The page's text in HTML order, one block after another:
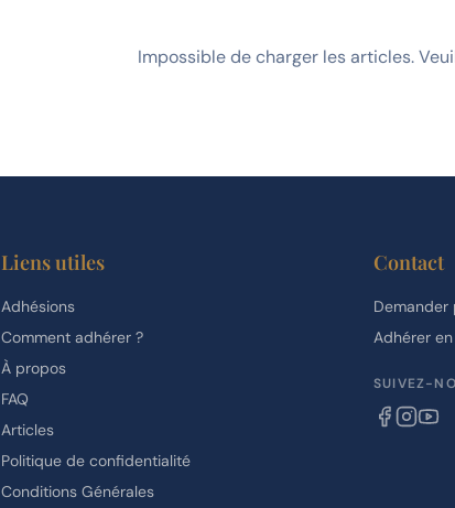
Impossible de charger les articles.
Liens utiles
Adhésions
Comment adhérer ?
À propos
FAQ
Articles
Politique de confidentialité
Conditions Générales
Contact
Demander
Adhérer
SUIVEZ-